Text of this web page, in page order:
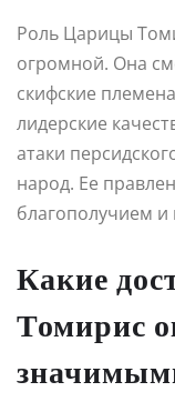
Роль Царицы
огромной. Она
скифские
лидерские
атаки
народ. Ее
благополучием
Какие
Томирис